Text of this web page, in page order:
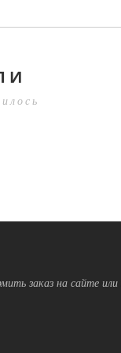
заказ на сайте или